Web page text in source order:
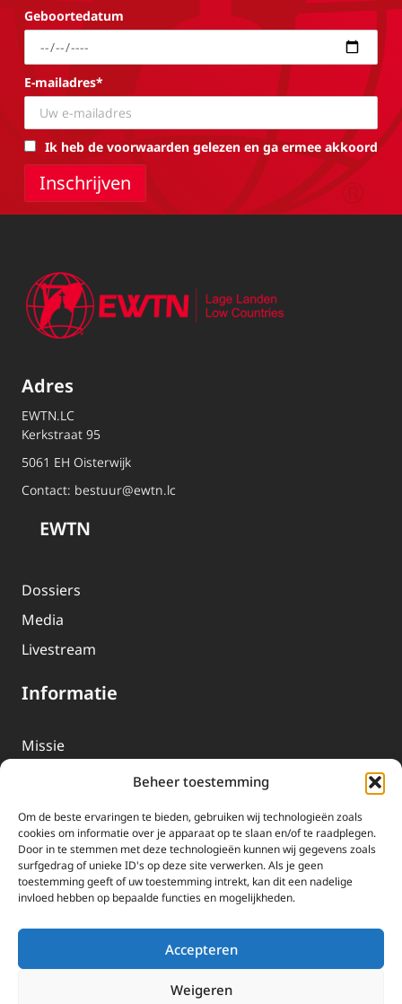
Beheer toestemming
Om de beste ervaringen te bieden, gebruiken wij technologieën zoals
cookies om informatie over je apparaat op te slaan en/of te raadplegen.
Door in te stemmen met deze technologieën kunnen wij gegevens zoals
surfgedrag of unieke ID's op deze site verwerken. Als je geen
toestemming geeft of uw toestemming intrekt, kan dit een nadelige
invloed hebben op bepaalde functies en mogelijkheden.
Accepteren
Weigeren
Geboortedatum
E-mailadres*
Ik heb de voorwaarden gelezen en ga ermee akkoord
Adres
EWTN.LC
Kerkstraat 95
5061 EH Oisterwijk
Contact: bestuur@ewtn.lc
EWTN
Dossiers
Media
Livestream
Informatie
Missie
EWTN-Team
Organisatiegegevens
Doneren
EWTN wordt uitsluitend gefinancierd door uw donaties.
Wij ontvangen bewust geen advertentie-inkomsten of